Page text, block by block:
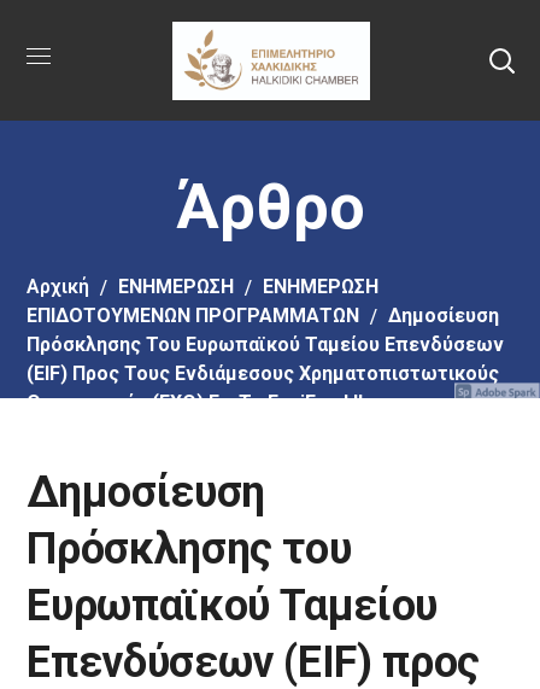
στο
περιεχόμενο
Άρθρο
Αρχική EΝΗΜΕΡΩΣΗ
ΕΝΗΜΕΡΩΣΗ
ΕΠΙΔΟΤΟΥΜΕΝΩΝ ΠΡΟΓΡΑΜΜΑΤΩΝ
Δημοσίευση
Πρόσκλησης Του Ευρωπαϊκού Ταμείου Επενδύσεων
(EIF) Προς Τους Ενδιάμεσους Χρηματοπιστωτικούς
Οργανισμούς (ΕΧΟ) Για Το EquiFund II
Δημοσίευση
Πρόσκλησης του
Ευρωπαϊκού Ταμείου
Επενδύσεων (EIF) προς